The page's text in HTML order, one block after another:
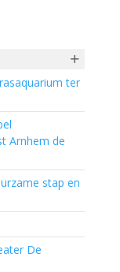
+
ter
Arnhem de
stap en
De